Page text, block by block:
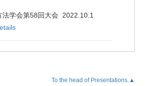
法学会第58回大会 2022.10.1
To the head of Presentations.▲